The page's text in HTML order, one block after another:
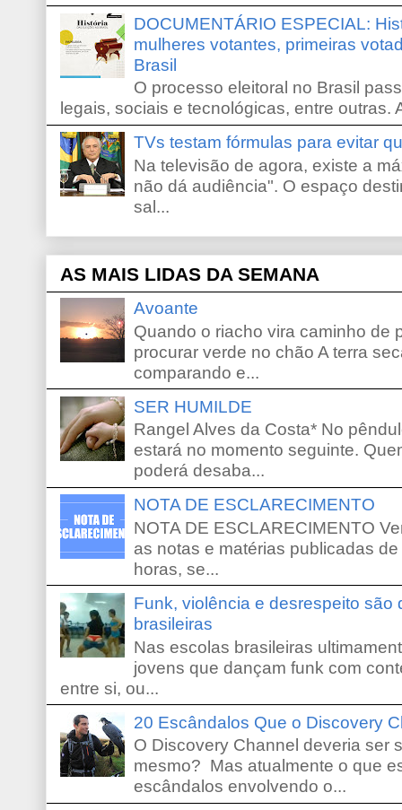
DOCUMENTÁRIO ESPECIAL:
mulheres votantes, primeiras
Brasil
O processo eleitoral no Brasil
legais, sociais e tecnológicas, entre outras.
TVs testam fórmulas para evitar
Na televisão de agora, existe a
não dá audiência". O espaço
sal...
AS MAIS LIDAS DA SEMANA
Avoante
Quando o riacho vira caminho de
procurar verde no chão A terra
comparando e...
SER HUMILDE
Rangel Alves da Costa* No
estará no momento seguinte.
poderá desaba...
NOTA DE ESCLARECIMENTO
NOTA DE ESCLARECIMENTO
as notas e matérias publicadas
horas, se...
Funk, violência e desrespeito são
brasileiras
Nas escolas brasileiras
jovens que dançam funk com
entre si, ou...
20 Escândalos Que o Discovery
O Discovery Channel deveria ser
mesmo? Mas atualmente o que
escândalos envolvendo o...